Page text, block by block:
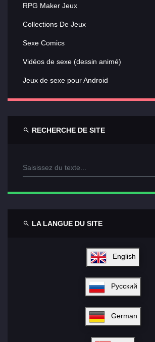
RPG Maker Jeux
Collections De Jeux
Sexe Comics
Vidéos de sexe (dessin animé)
Jeux de sexe pour Android
RECHERCHE DE SITE
LA LANGUE DU SITE
English
Русский
German